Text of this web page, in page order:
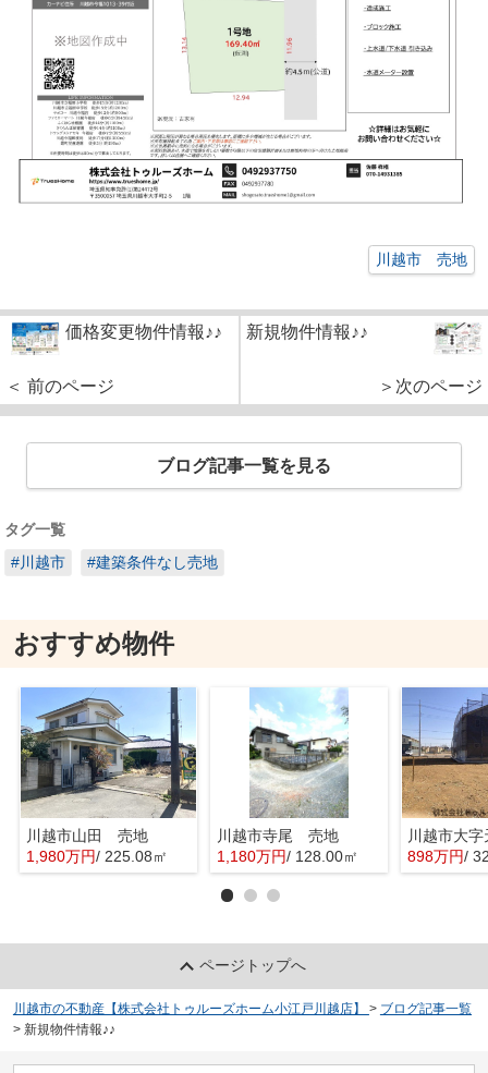
川越市 売地
価格変更物件情報♪♪
＜ 前のページ
新規物件情報♪♪
＞次のページ
ブログ記事一覧を見る
タグ一覧
#川越市
#建築条件なし売地
おすすめ物件
川越市山田 売地
1,980万円/ 225.08㎡
川越市寺尾 売地
1,180万円/ 128.00㎡ 898万円/
ページトップへ
川越市の不動産【株式会社トゥルーズホーム小江戸川越店】 > ブログ記事一覧
> 新規物件情報♪♪